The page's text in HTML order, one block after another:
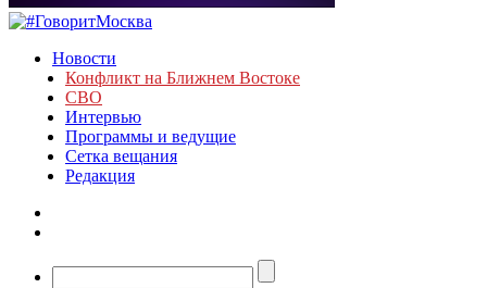
Новости
Конфликт на Ближнем Востоке
СВО
Интервью
Программы и ведущие
Сетка вещания
Редакция